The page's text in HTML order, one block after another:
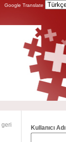
Google Translate
geri Kullanıcı Adı